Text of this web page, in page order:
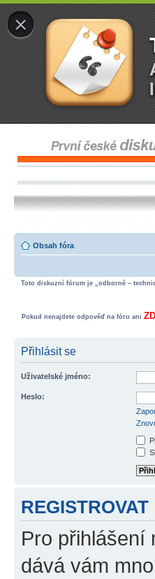
×
Obsah fóra
Toto diskuzní fórum je „odborně –
Pokud nenajdete odpověď na fóru ani
Přihlásit se
Uživatelské jméno:
Heslo:
REGISTROVAT
Pro přihlášení
dává vám